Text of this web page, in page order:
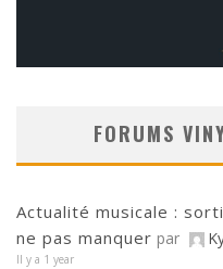
FORUMS
Actualité musicale :
ne pas manquer par
Il y a 1 year